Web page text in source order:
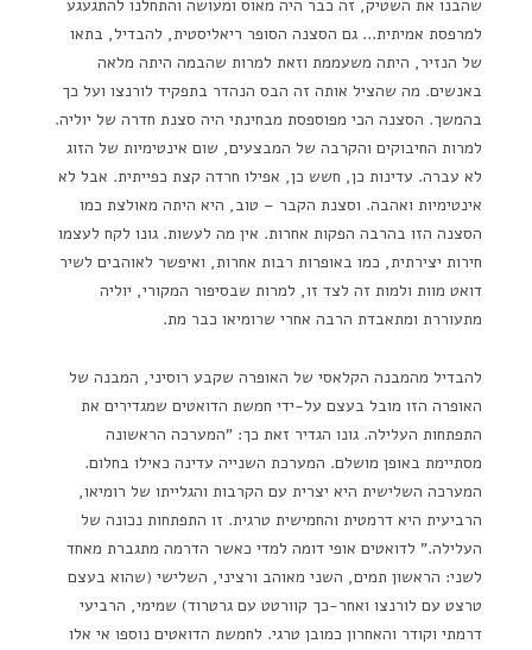
שהבנו את השטיק, זה כבר היה מאוס ומעושה והתחלנו להתגעגע
למרפסת אמיתית… גם הסצנה הסופר ריאליסטית, להבדיל, בתאו
של הנזיר, היתה משעממת וזאת למרות שהבמה היתה מלאה
באנשים. מה שהציל אותה זה הבס הנהדר בתפקיד לורנצו ועל כך
בהמשך. הסצנה הכי מפוספסת מבחינתי היה סצנת חדרה של יוליה.
למרות החיבוקים והקרבה של המבצעים, שום אינטימיות של הזוג
לא עברה. עדינות כן, חשש כן, אפילו חרדה קצת כפייתית. אבל לא
אינטימיות ואהבה. וסצנת הקבר – טוב, היא היתה מאולצת כמו
הסצנה הזו בהרבה הפקות אחרות. אין מה לעשות. גונו לקח לעצמו
חירות יצירתית, כמו באופרות רבות אחרות, ואיפשר לאוהבים לשיר
דואט מוות ולמות זה לצד זו, למרות שבסיפור המקורי, יוליה
מתעוררת ומתאבדת הרבה אחרי שרומיאו כבר מת.
להבדיל מהמבנה הקלאסי של האופרה שקבע רוסיני, המבנה של
האופרה הזו מובל בעצם על-ידי חמשת הדואטים שמגדירים את
התפתחות העלילה. גונו הגדיר זאת כך: "המערכה הראשונה
מסתיימת באופן מושלם. המערכת השנייה עדינה כאילו בחלום.
המערכה השלישית היא יצרית עם הקרבות והגלייתו של רומיאו,
הרביעית היא דרמטית והחמישית טרגית. זו התפתחות נכונה של
העלילה." לדואטים אופי דומה למדי כאשר הדרמה מתגברת מאחד
לשני: הראשון תמים, השני מאוהב ורציני, השלישי (שהוא בעצם
טרצט עם לורנצו ואחר-כך קוורטט עם גרטרוד) שמימי, הרביעי
דרמתי וקודר והאחרון כמובן טרגי. לחמשת הדואטים נוספו אי אלו